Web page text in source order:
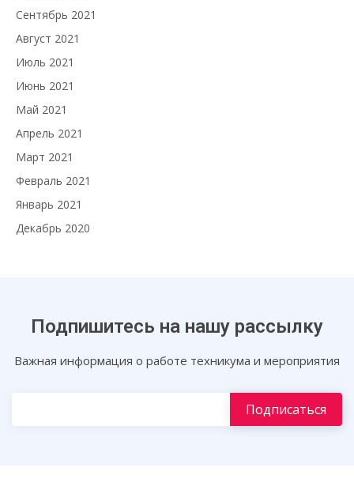
Сентябрь 2021
Август 2021
Июль 2021
Июнь 2021
Май 2021
Апрель 2021
Март 2021
Февраль 2021
Январь 2021
Декабрь 2020
Подпишитесь на нашу рассылку
Важная информация о работе техникума и мероприятия